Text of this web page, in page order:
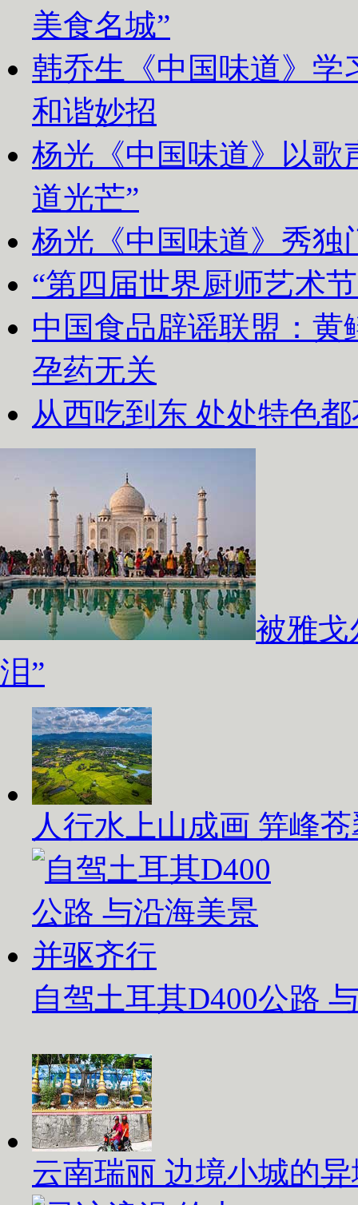
美食名城”
韩乔生《中国味道》学
和谐妙招
杨光《中国味道》以歌
道光芒”
杨光《中国味道》秀独
“第四届世界厨师艺术
中国食品辟谣联盟：
孕药无关
从西吃到东 处处特色
被雅戈
泪”
人行水上山成画 笄峰
自驾土耳其D400公路
云南瑞丽 边境小城的